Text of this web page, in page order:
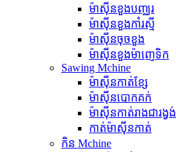
ម៉ាស៊ីនខួងបញ្ឈរ
ម៉ាស៊ីនខួងកាំរស្មី
ម៉ាស៊ីនចុចខួង
ម៉ាស៊ីនខួងម៉ាញេទិក
Sawing Mchine
ម៉ាស៊ីនកាត់ខ្សែ
ម៉ាស៊ីនបោកគក់
ម៉ាស៊ីនកាត់រាងជារង្វង់
កាត់ម៉ាស៊ីនកាត់
កិន Mchine